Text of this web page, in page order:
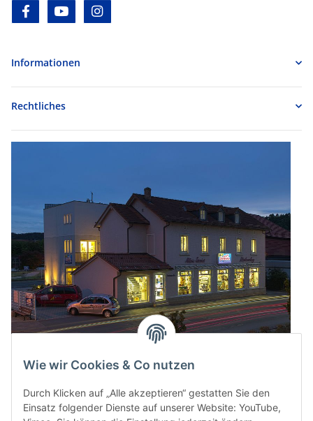
Wie wir Cookies & Co nutzen
Durch Klicken auf „Alle akzeptieren“ gestatten Sie den
Einsatz folgender Dienste auf unserer Website: YouTube,
facebookyoutube
Informationen
Rechtliches